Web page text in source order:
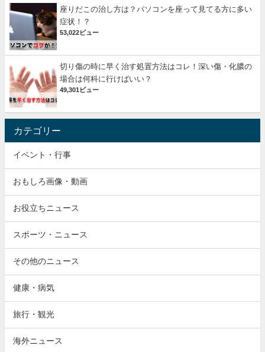
座りだこの治し方は？パソコンを座って見てる方に多い
症状！？
53,022ビュー
切り傷の時に早く治す処置方法はコレ！深い傷・化膿の
場合は何科に行けばいい？
49,301ビュー
カテゴリー
イベント・行事
おもしろ画像・動画
お役立ちニュース
スポーツ・ニュース
その他のニュース
健康・病気
旅行・観光
海外ニュース